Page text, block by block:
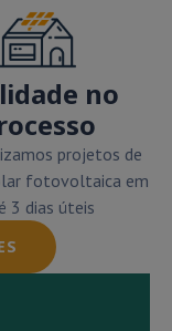
no
projetos de
fotovoltaica em
3 dias úteis